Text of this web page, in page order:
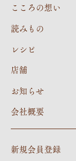
こころの想い
読みもの
レシピ
店舗
お知らせ
会社概要
新規会員登録